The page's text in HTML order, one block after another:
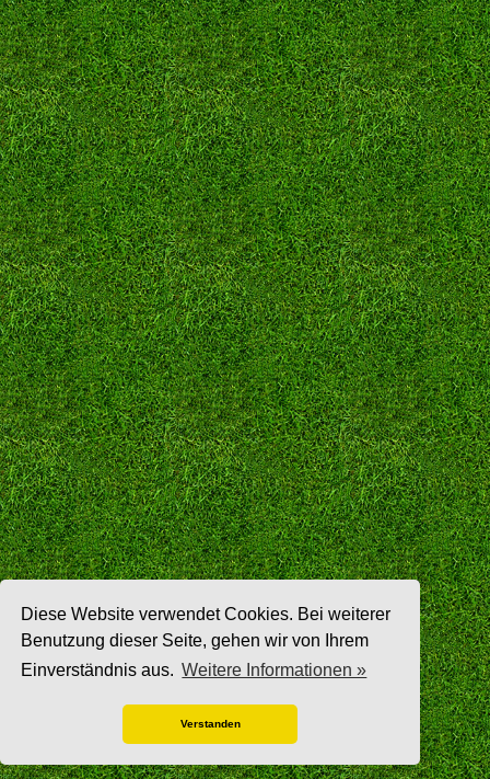
Diese Website verwendet Cookies. Bei weiterer
Benutzung dieser Seite, gehen wir von Ihrem
Einverständnis aus. Weitere Informationen »
Verstanden